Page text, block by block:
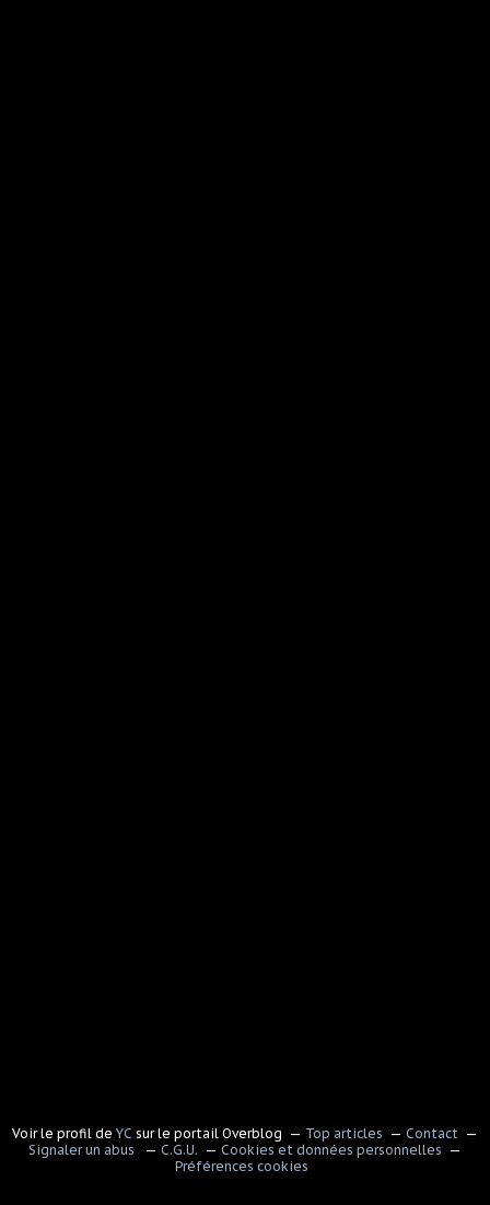
Voir le profil de YC sur le portail Overblog Top articles
Contact
Signaler un abus
C.G.U.
Cookies et données personnelles
Préférences cookies